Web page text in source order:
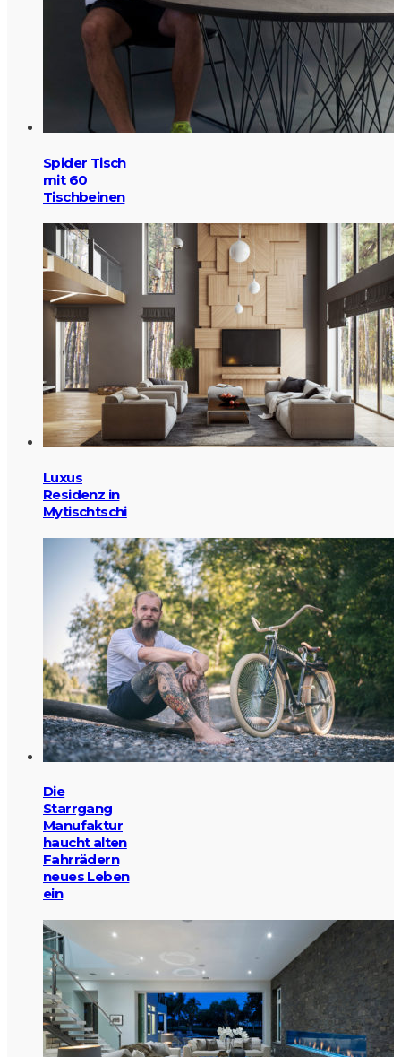
Spider Tisch
mit 60
Tischbeinen
Luxus
Residenz in
Mytischtschi
Die
Starrgang
Manufaktur
haucht alten
Fahrrädern
neues Leben
ein